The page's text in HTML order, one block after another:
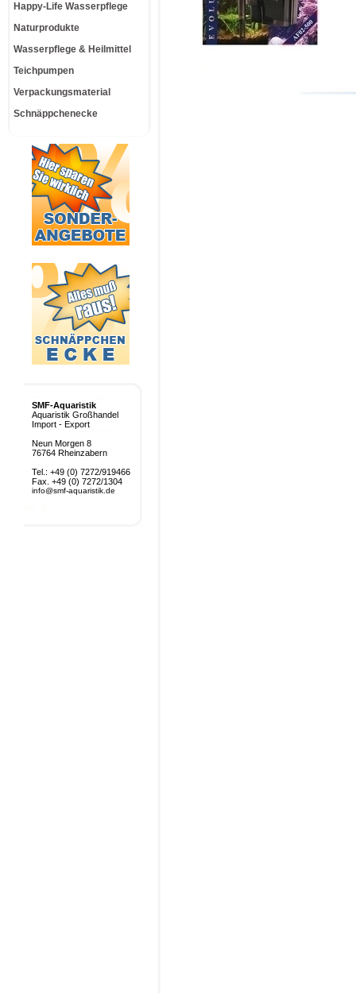
Happy-Life Wasserpflege
Naturprodukte
Wasserpflege & Heilmittel
Teichpumpen
Verpackungsmaterial
Schnäppchenecke
SMF-Aquaristik
Aquaristik Großhandel
Import - Export
Neun Morgen 8
76764 Rheinzabern
Tel.: +49 (0) 7272/919466
Fax. +49 (0) 7272/1304
info@smf-aquaristik.de